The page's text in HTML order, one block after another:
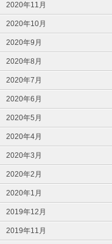
2020年11月
2020年10月
2020年9月
2020年8月
2020年7月
2020年6月
2020年5月
2020年4月
2020年3月
2020年2月
2020年1月
2019年12月
2019年11月